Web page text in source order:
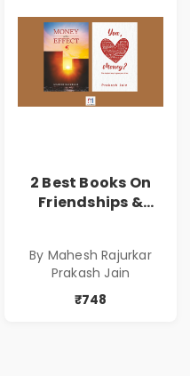
2 Best Books On
Friendships &
of Power, Love &
Greed | Simplest
Way to Grow Your
By Mahesh Rajurkar
Prakash Jain
₹748